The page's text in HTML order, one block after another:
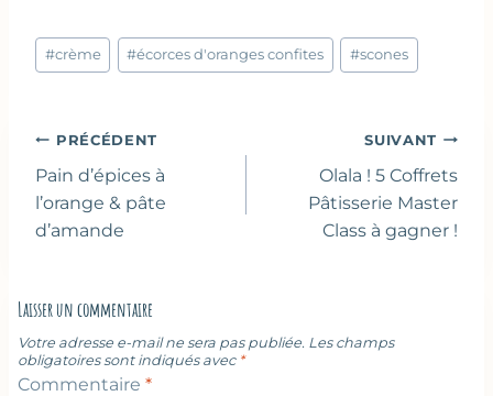
Étiquettes
de
#crème #écorces d'oranges confites #scones
Navigation
de
l’article
PRÉCÉDENT
Pain d’épices à
l’orange & pâte
d’amande
SUIVANT
Olala ! 5 Coffrets
Pâtisserie Master
Class à gagner !
Laisser un commentaire
Votre adresse e-mail ne sera pas publiée. Les champs
obligatoires sont indiqués avec *
Commentaire *